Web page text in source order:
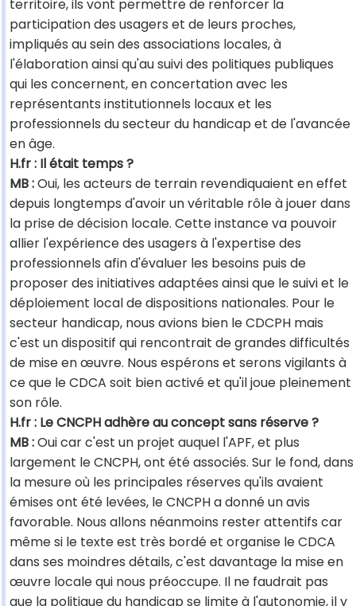
territoire, ils vont permettre de renforcer la
participation des usagers et de leurs proches,
impliqués au sein des associations locales, à
l'élaboration ainsi qu'au suivi des politiques publiques
qui les concernent, en concertation avec les
représentants institutionnels locaux et les
professionnels du secteur du handicap et de l'avancée
en âge.
H.fr : Il était temps ?
MB :Oui, les acteurs de terrain revendiquaient en effet
depuis longtemps d'avoir un véritable rôle à jouer dans
la prise de décision locale. Cette instance va pouvoir
allier l'expérience des usagers à l'expertise des
professionnels afin d'évaluer les besoins puis de
proposer des initiatives adaptées ainsi que le suivi et le
déploiement local de dispositions nationales. Pour le
secteur handicap, nous avions bien le CDCPH mais
c'est un dispositif qui rencontrait de grandes difficultés
de mise en œuvre. Nous espérons et serons vigilants à
ce que le CDCA soit bien activé et qu'il joue pleinement
son rôle.
H.fr : Le CNCPH adhère au concept sans réserve ?
MB :Oui car c'est un projet auquel l'APF, et plus
largement le CNCPH, ont été associés. Sur le fond, dans
la mesure où les principales réserves qu'ils avaient
émises ont été levées, le CNCPH a donné un avis
favorable. Nous allons néanmoins rester attentifs car
même si le texte est très bordé et organise le CDCA
dans ses moindres détails, c'est davantage la mise en
œuvre locale qui nous préoccupe. Il ne faudrait pas
que la politique du handicap se limite à l'autonomie, il y